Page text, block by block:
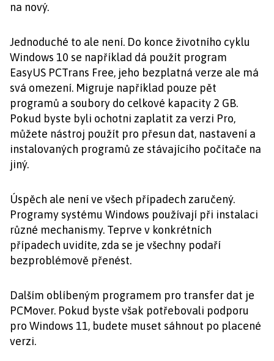
na nový.
Jednoduché to ale není. Do konce životního cyklu
Windows 10 se například dá použít program
EasyUS PCTrans Free, jeho bezplatná verze ale má
svá omezení. Migruje například pouze pět
programů a soubory do celkové kapacity 2 GB.
Pokud byste byli ochotni zaplatit za verzi Pro,
můžete nástroj použít pro přesun dat, nastavení a
instalovaných programů ze stávajícího počítače na
jiný.
Úspěch ale není ve všech případech zaručený.
Programy systému Windows používají při instalaci
různé mechanismy. Teprve v konkrétních
případech uvidíte, zda se je všechny podaří
bezproblémově přenést.
Dalším oblíbeným programem pro transfer dat je
PCMover. Pokud byste však potřebovali podporu
pro Windows 11, budete muset sáhnout po placené
verzi.